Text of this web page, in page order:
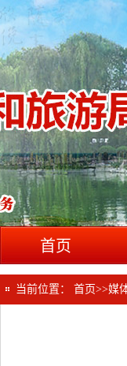
首页
当前位置： 首页>>媒